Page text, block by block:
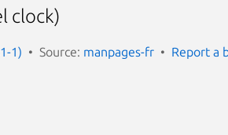
clock)
1) Source: manpages-fr Report a